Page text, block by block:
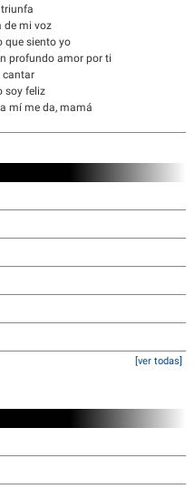
triunfa
de mi voz
que siento yo
profundo amor por ti
cantar
soy feliz
mí me da, mamá
[ver todas]